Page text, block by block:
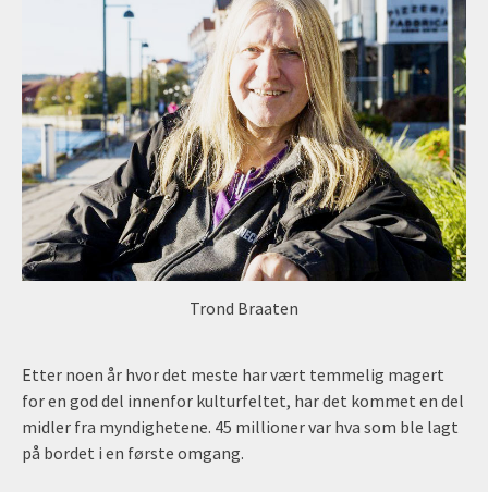
Trond Braaten
Etter noen år hvor det meste har vært temmelig magert
for en god del innenfor kulturfeltet, har det kommet en del
midler fra myndighetene. 45 millioner var hva som ble lagt
på bordet i en første omgang.